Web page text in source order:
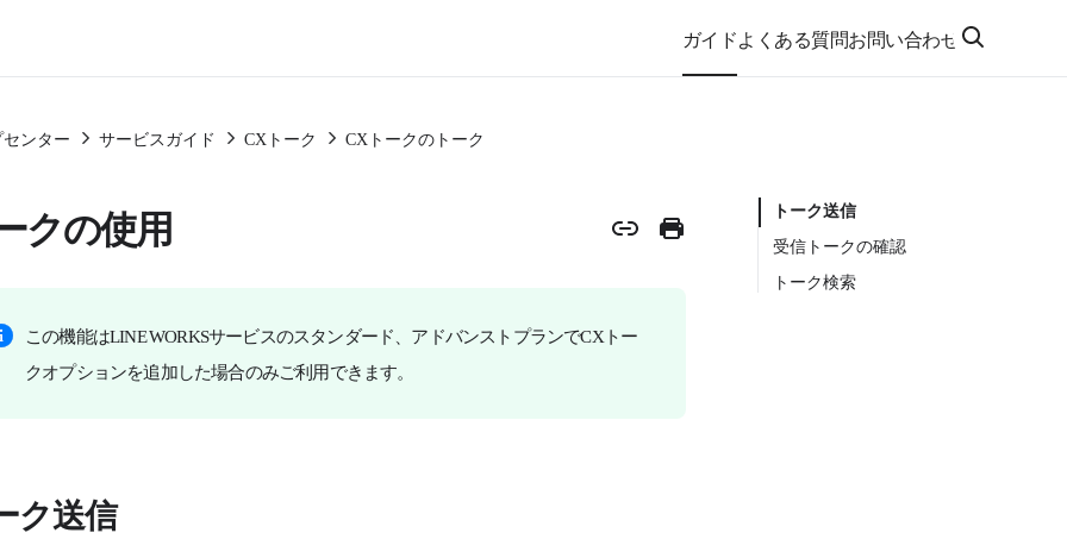
ガイドよくある質問お問い合わせ
ンター サービスガイド CXトーク CXトークのトーク
クの使用
この機能はLINE WORKSサービスのスタンダード、アドバンストプランでCXトー
クオプションを追加した場合のみご利用できます。
ク送信
トーク送信
受信トークの確認
トーク検索